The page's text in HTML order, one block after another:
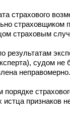
страхового
страховщиком
страховым
результатам
судом
неправомерно.
признаков